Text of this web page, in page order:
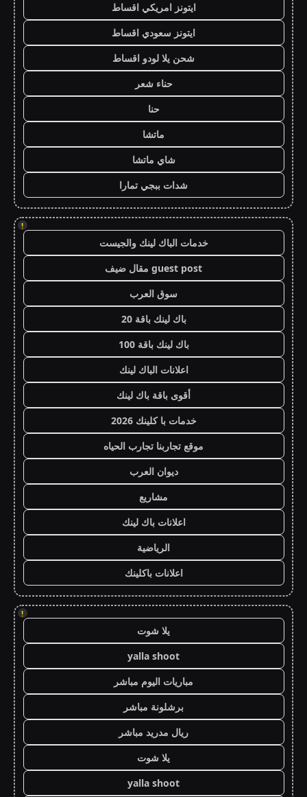
ايتونز امريكي اقساط
ايتونز سعودي اقساط
شحن يلا لودو اقساط
حناء شعر
حنا
ماتشا
شاي ماتشا
شدات ببجي تمارا
!
خدمات الباك لينك والجيست
guest post مقال ضيف
سوق العرب
باك لينك باقة 20
باك لينك باقة 100
اعلانات الباك لينك
أقوى باقة باك لينك
خدمات با كلينك 2026
موقع تجاربنا تجارب الحياه
ديوان العرب
مشاريع
اعلانات باك لينك
الرياضية
اعلانات باكلينك
!
يلا شوت
yalla shoot
مباريات اليوم مباشر
برشلونة مباشر
ريال مدريد مباشر
يلا شوت
yalla shoot